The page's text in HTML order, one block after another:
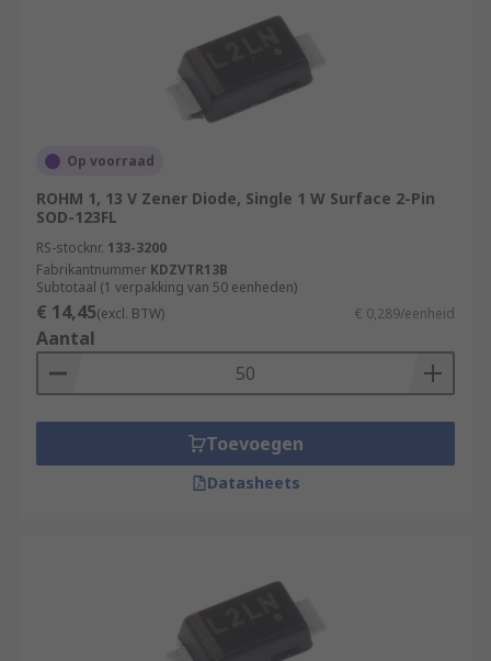
Op voorraad
ROHM 1, 13 V Zener Diode, Single 1 W Surface 2-Pin
SOD-123FL
RS-stocknr. 133-3200
Fabrikantnummer KDZVTR13B
Subtotaal (1 verpakking van 50 eenheden)
€ 14,45(excl. BTW) € 0,289/eenheid
Aantal
Toevoegen
Datasheets